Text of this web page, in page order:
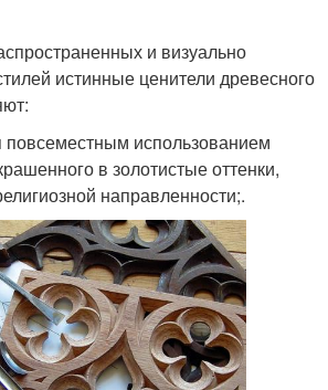
и визуально
истинные ценители древесного
повсеместным использованием
в золотистые оттенки,
направленности;.